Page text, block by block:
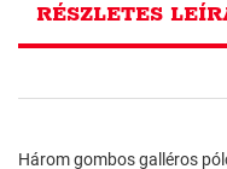
RÉSZLETES
Három gombos galléros